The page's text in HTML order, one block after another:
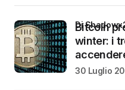
Bitcoin
winter: i
di
30 Luglio